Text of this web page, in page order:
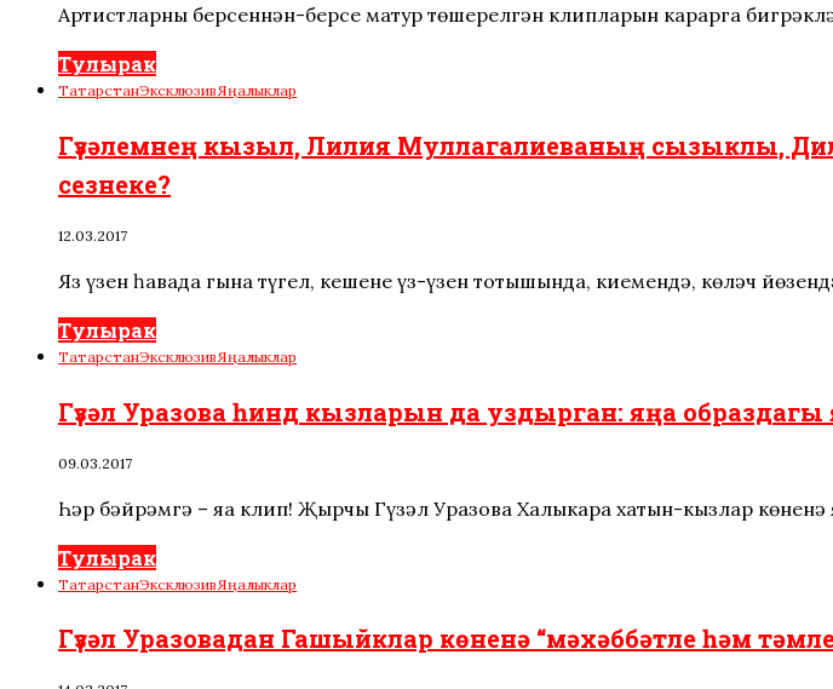
Артистларның берсеннән-берсе матур төшерелгән клипларын карарга
Тулырак
ТатарстанЭксклюзивЯңалыклар
Гүзәлемнең кызыл, Лилия Муллагалиеваның сызыклы,
сезнеке?
12.03.2017
Яз үзен һавада гына түгел, кешенең үз-үзен тотышында, киемендә, көләч
Тулырак
ТатарстанЭксклюзивЯңалыклар
Гүзәл Уразова һинд кызларын да уздырган: яңа
09.03.2017
Һәр бәйрәмгә – яңа клип! Җырчы Гүзәл Уразова Халыкара хатын-кызлар
Тулырак
ТатарстанЭксклюзивЯңалыклар
Гүзәл Уразовадан Гашыйклар көненә “мәхәббәтле һәм